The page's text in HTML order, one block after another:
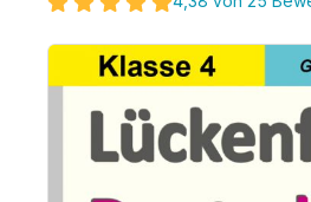
Bildergalerie überspringen